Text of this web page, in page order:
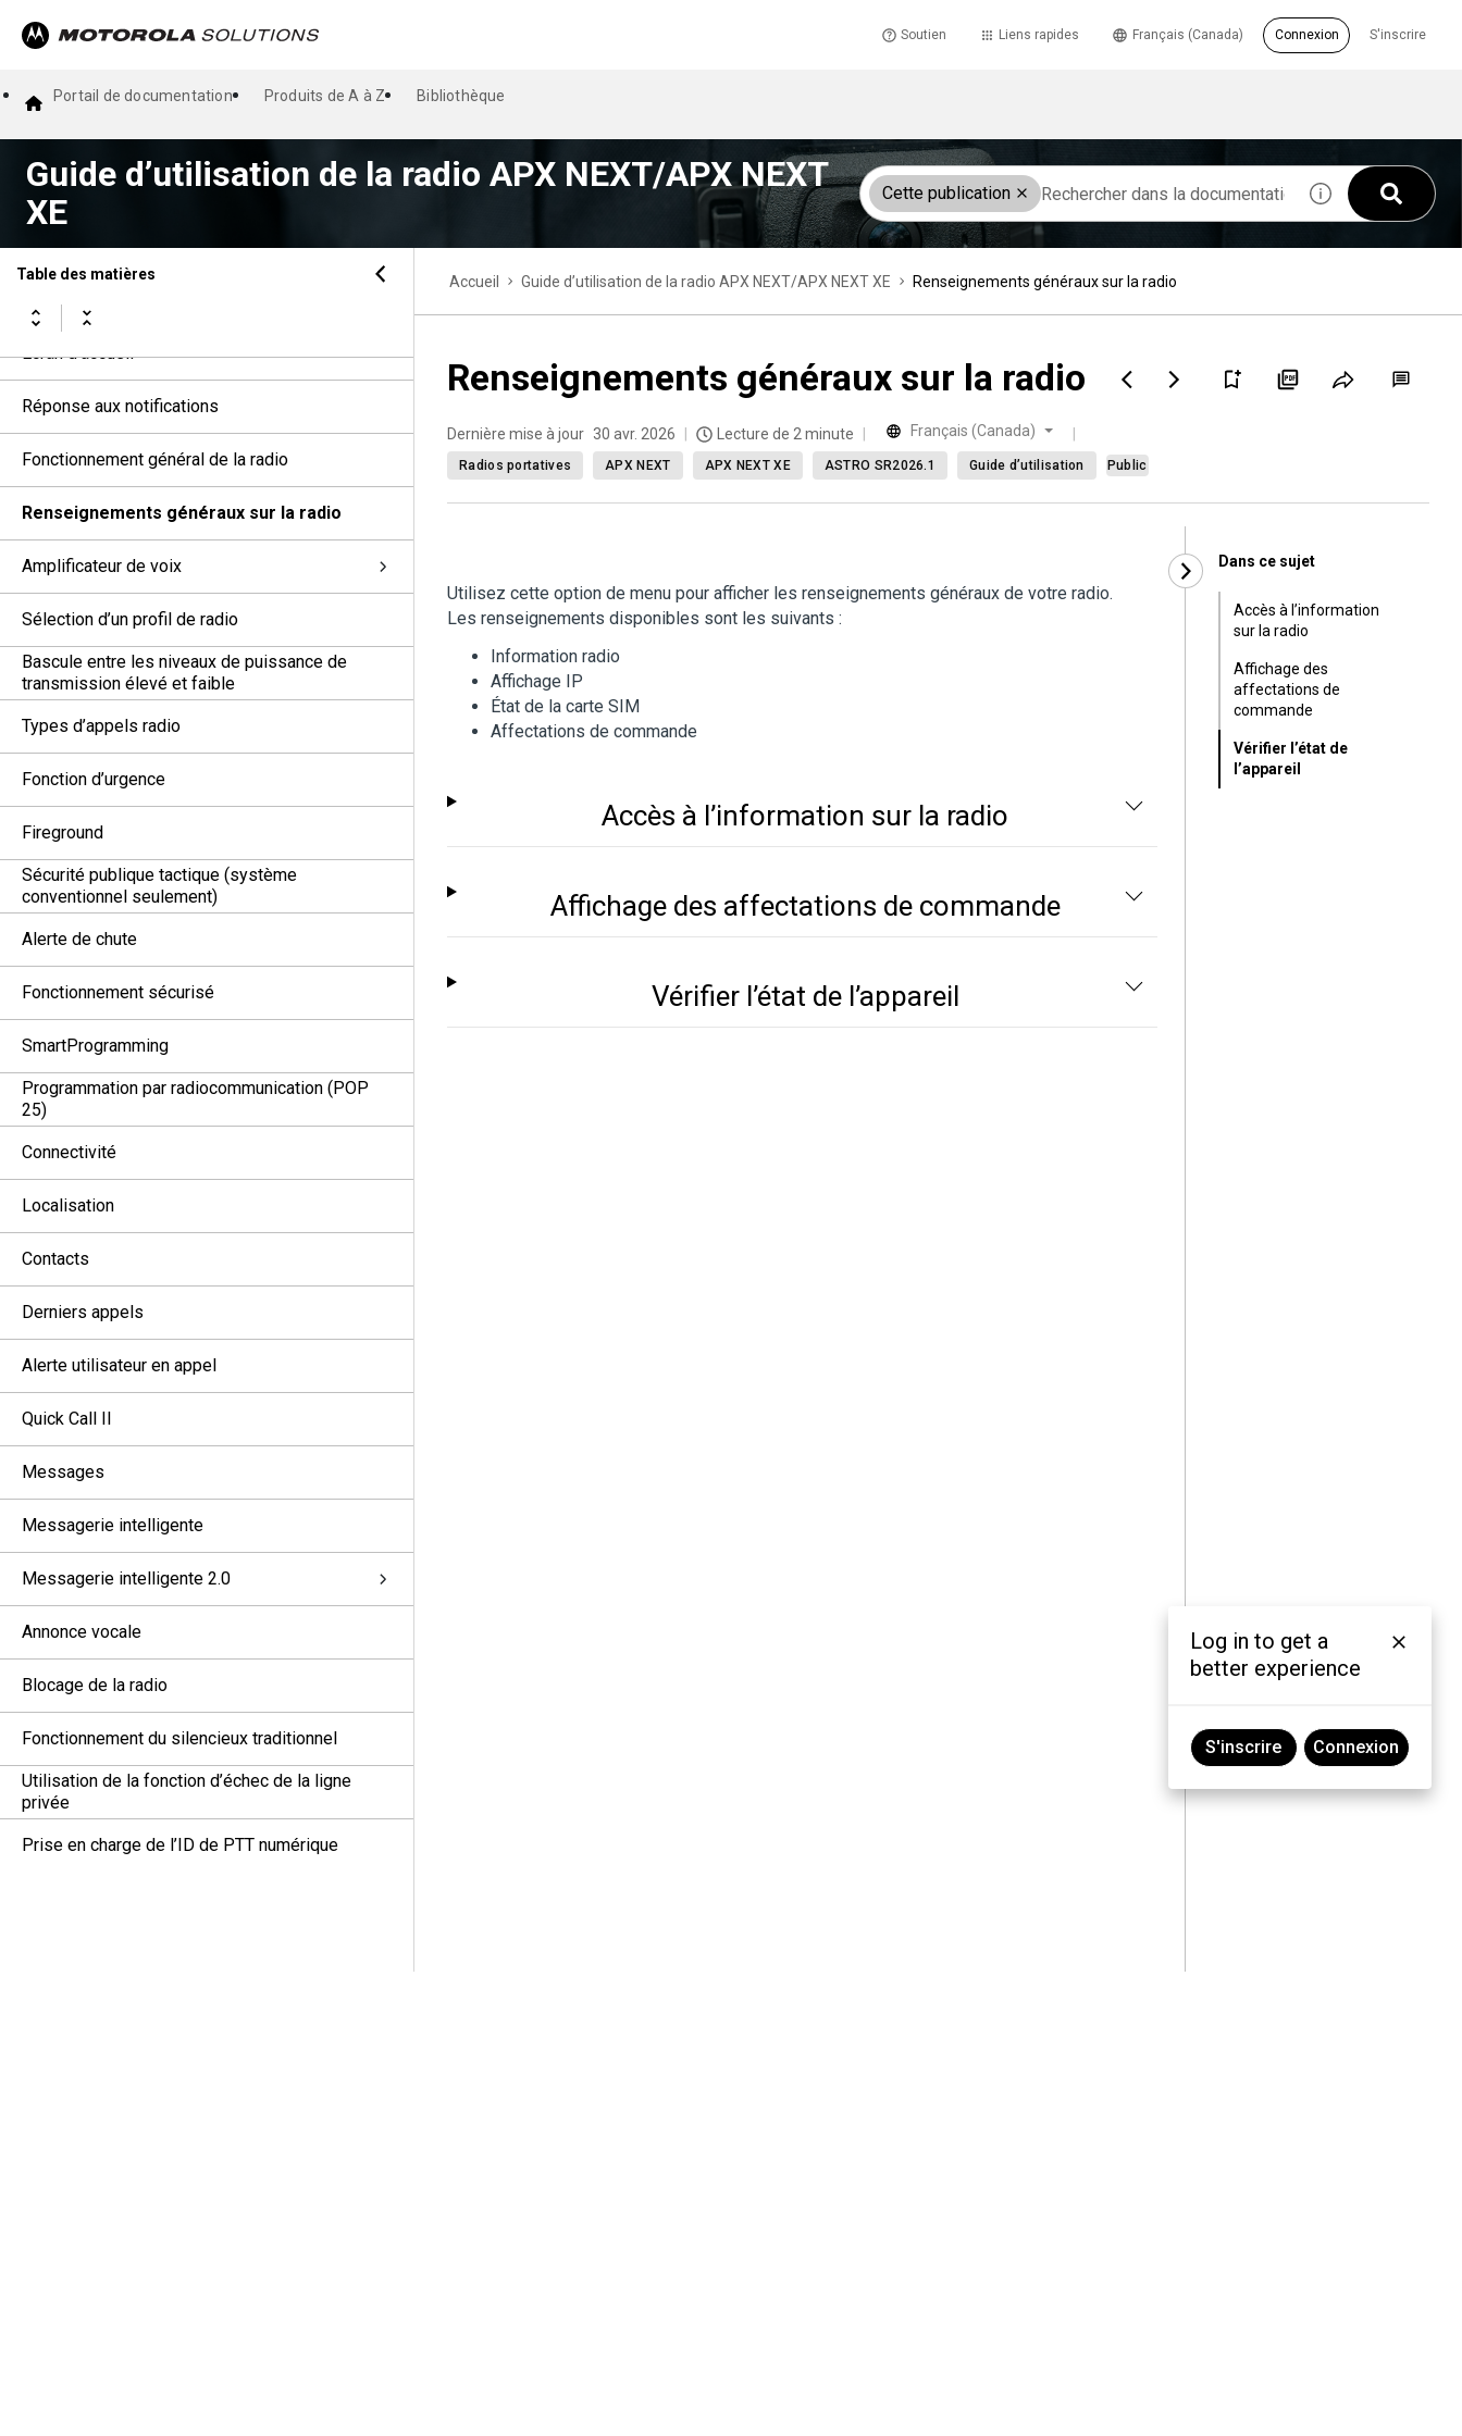
Soutien Liens rapides S'inscrire
Français (Canada) Connexion
Portail de documentation Produits de A à Z Bibliothèque
Guide d’utilisation de la radio APX NEXT/APX NEXT
XE
Cette publication
Table des matières
NEXT™/APX NEXT XE
Lisez-moi d’abord
Entretien de la radio
Présentation de la radio
Pour commencer
Écran d’accueil
Réponse aux notifications
Fonctionnement général de la radio
Renseignements généraux sur la radio
Amplificateur de voix
Sélection d’un profil de radio
Bascule entre les niveaux de puissance de
transmission élevé et faible
Types d’appels radio
Fonction d’urgence
Fireground
Sécurité publique tactique (système
conventionnel seulement)
Alerte de chute
Fonctionnement sécurisé
SmartProgramming
Programmation par radiocommunication (POP
25)
Connectivité
Localisation
Contacts
Derniers appels
Alerte utilisateur en appel
Quick Call II
Messages
Messagerie intelligente
Messagerie intelligente 2.0
Annonce vocale
Blocage de la radio
Fonctionnement du silencieux traditionnel
Utilisation de la fonction d’échec de la ligne
privée
Prise en charge de l’ID de PTT numérique
Accueil Guide d’utilisation de la radio APX NEXT/APX NEXT XE Renseignements généraux sur la radio
Renseignements généraux sur la radio
Dernière mise à jour 30 avr. 2026 Lecture de 2 minute Français (Canada)
Radios portatives APX NEXT APX NEXT XE ASTRO SR2026.1 Guide d’utilisation Public
Utilisez cette option de menu pour afficher les renseignements généraux de votre radio.
Les renseignements disponibles sont les suivants :
Information radio
Affichage IP
État de la carte SIM
Affectations de commande
Accès à l’information sur la radio
Affichage des affectations de commande
Vérifier l’état de l’appareil
Dans ce sujet
Accès à l’information
sur la radio
Affichage des
affectations de
commande
Vérifier l’état de
l’appareil
Log in to get a
better experience
S'inscrire Connexion